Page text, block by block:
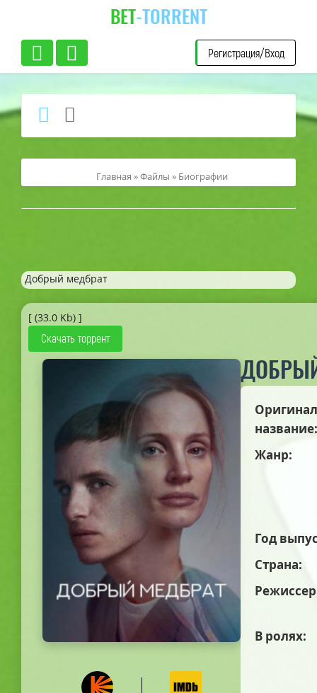
BET-TORRENT
Регистрация/Вход
Главная »Файлы » Биографии
Добрый медбрат
[ (33.0 Kb) ]
Скачать торрент
название:
Жанр:
Год
Страна:
В ролях: